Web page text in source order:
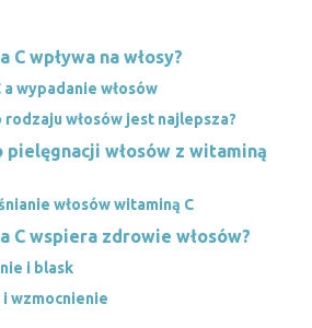
C wpływa na włosy?
a wypadanie włosów
rodzaju włosów jest najlepsza?
pielęgnacji włosów z witaminą
włosów witaminą C
C wspiera zdrowie włosów?
i blask
wzmocnienie